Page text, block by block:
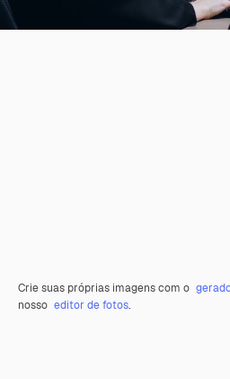
Crie suas próprias imagens com o
nosso editor de fotos.